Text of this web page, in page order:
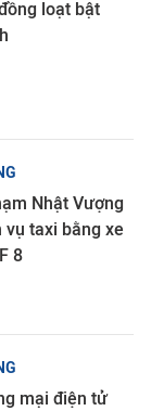
loạt bật
Nhật Vượng
vụ taxi bằng xe
8
mại điện tử